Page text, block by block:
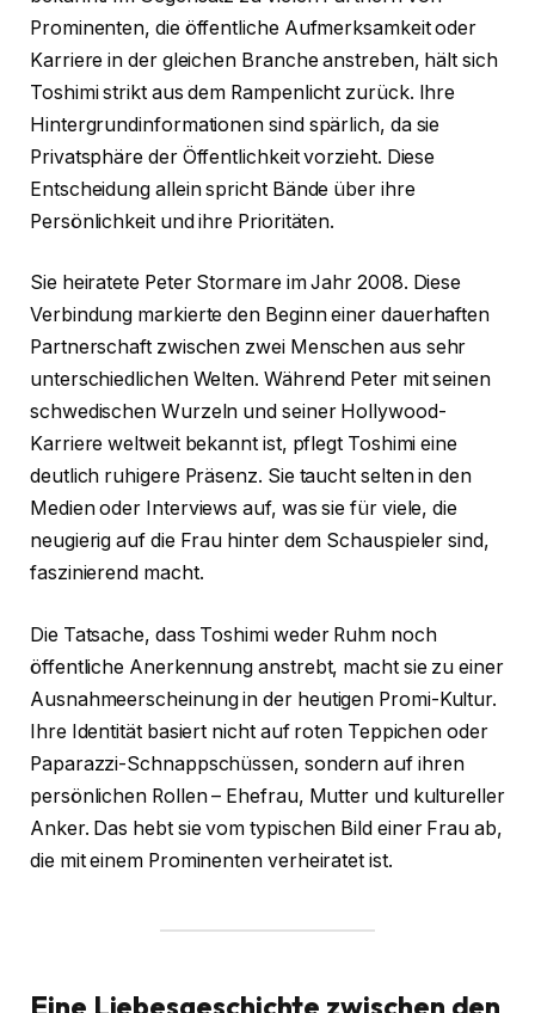
Prominenten, die öffentliche Aufmerksamkeit oder
Karriere in der gleichen Branche anstreben, hält sich
Toshimi strikt aus dem Rampenlicht zurück. Ihre
Hintergrundinformationen sind spärlich, da sie
Privatsphäre der Öffentlichkeit vorzieht. Diese
Entscheidung allein spricht Bände über ihre
Persönlichkeit und ihre Prioritäten.
Sie heiratete Peter Stormare im Jahr 2008. Diese
Verbindung markierte den Beginn einer dauerhaften
Partnerschaft zwischen zwei Menschen aus sehr
unterschiedlichen Welten. Während Peter mit seinen
schwedischen Wurzeln und seiner Hollywood-
Karriere weltweit bekannt ist, pflegt Toshimi eine
deutlich ruhigere Präsenz. Sie taucht selten in den
Medien oder Interviews auf, was sie für viele, die
neugierig auf die Frau hinter dem Schauspieler sind,
faszinierend macht.
Die Tatsache, dass Toshimi weder Ruhm noch
öffentliche Anerkennung anstrebt, macht sie zu einer
Ausnahmeerscheinung in der heutigen Promi-Kultur.
Ihre Identität basiert nicht auf roten Teppichen oder
Paparazzi-Schnappschüssen, sondern auf ihren
persönlichen Rollen – Ehefrau, Mutter und kultureller
Anker. Das hebt sie vom typischen Bild einer Frau ab,
die mit einem Prominenten verheiratet ist.
Eine Liebesgeschichte zwischen den